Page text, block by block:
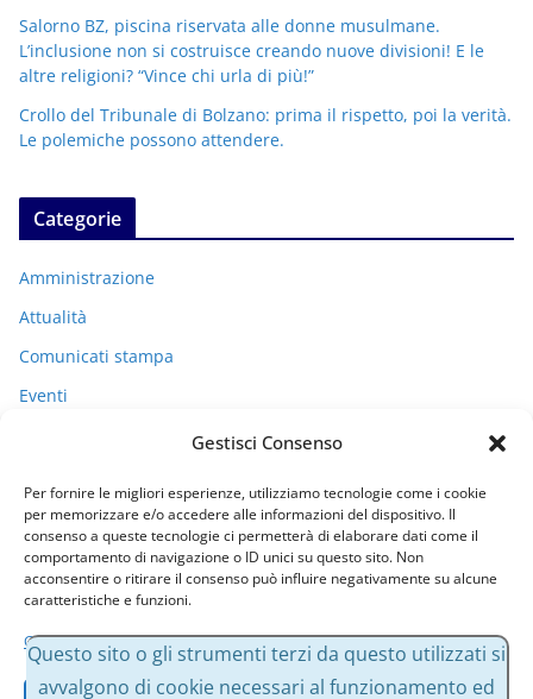
Gestisci Consenso
Per fornire le migliori esperienze, utilizziamo tecnologie come i cookie
per memorizzare e/o accedere alle informazioni del dispositivo. Il
consenso a queste tecnologie ci permetterà di elaborare dati come il
comportamento di navigazione o ID unici su questo sito. Non
acconsentire o ritirare il consenso può influire negativamente su alcune
caratteristiche e funzioni.
Gestisci servizi
Salorno BZ, piscina riservata alle donne musulmane.
L’inclusione non si costruisce creando nuove divisioni! E le
altre religioni? “Vince chi urla di più!”
Crollo del Tribunale di Bolzano: prima il rispetto, poi la verità.
Le polemiche possono attendere.
Categorie
Amministrazione
Attualità
Comunicati stampa
Eventi
Uncategorized
Archivi
AQuesto sito o gli strumenti terzi da questo utilizzati si
avvalgono di cookie necessari al funzionamento ed